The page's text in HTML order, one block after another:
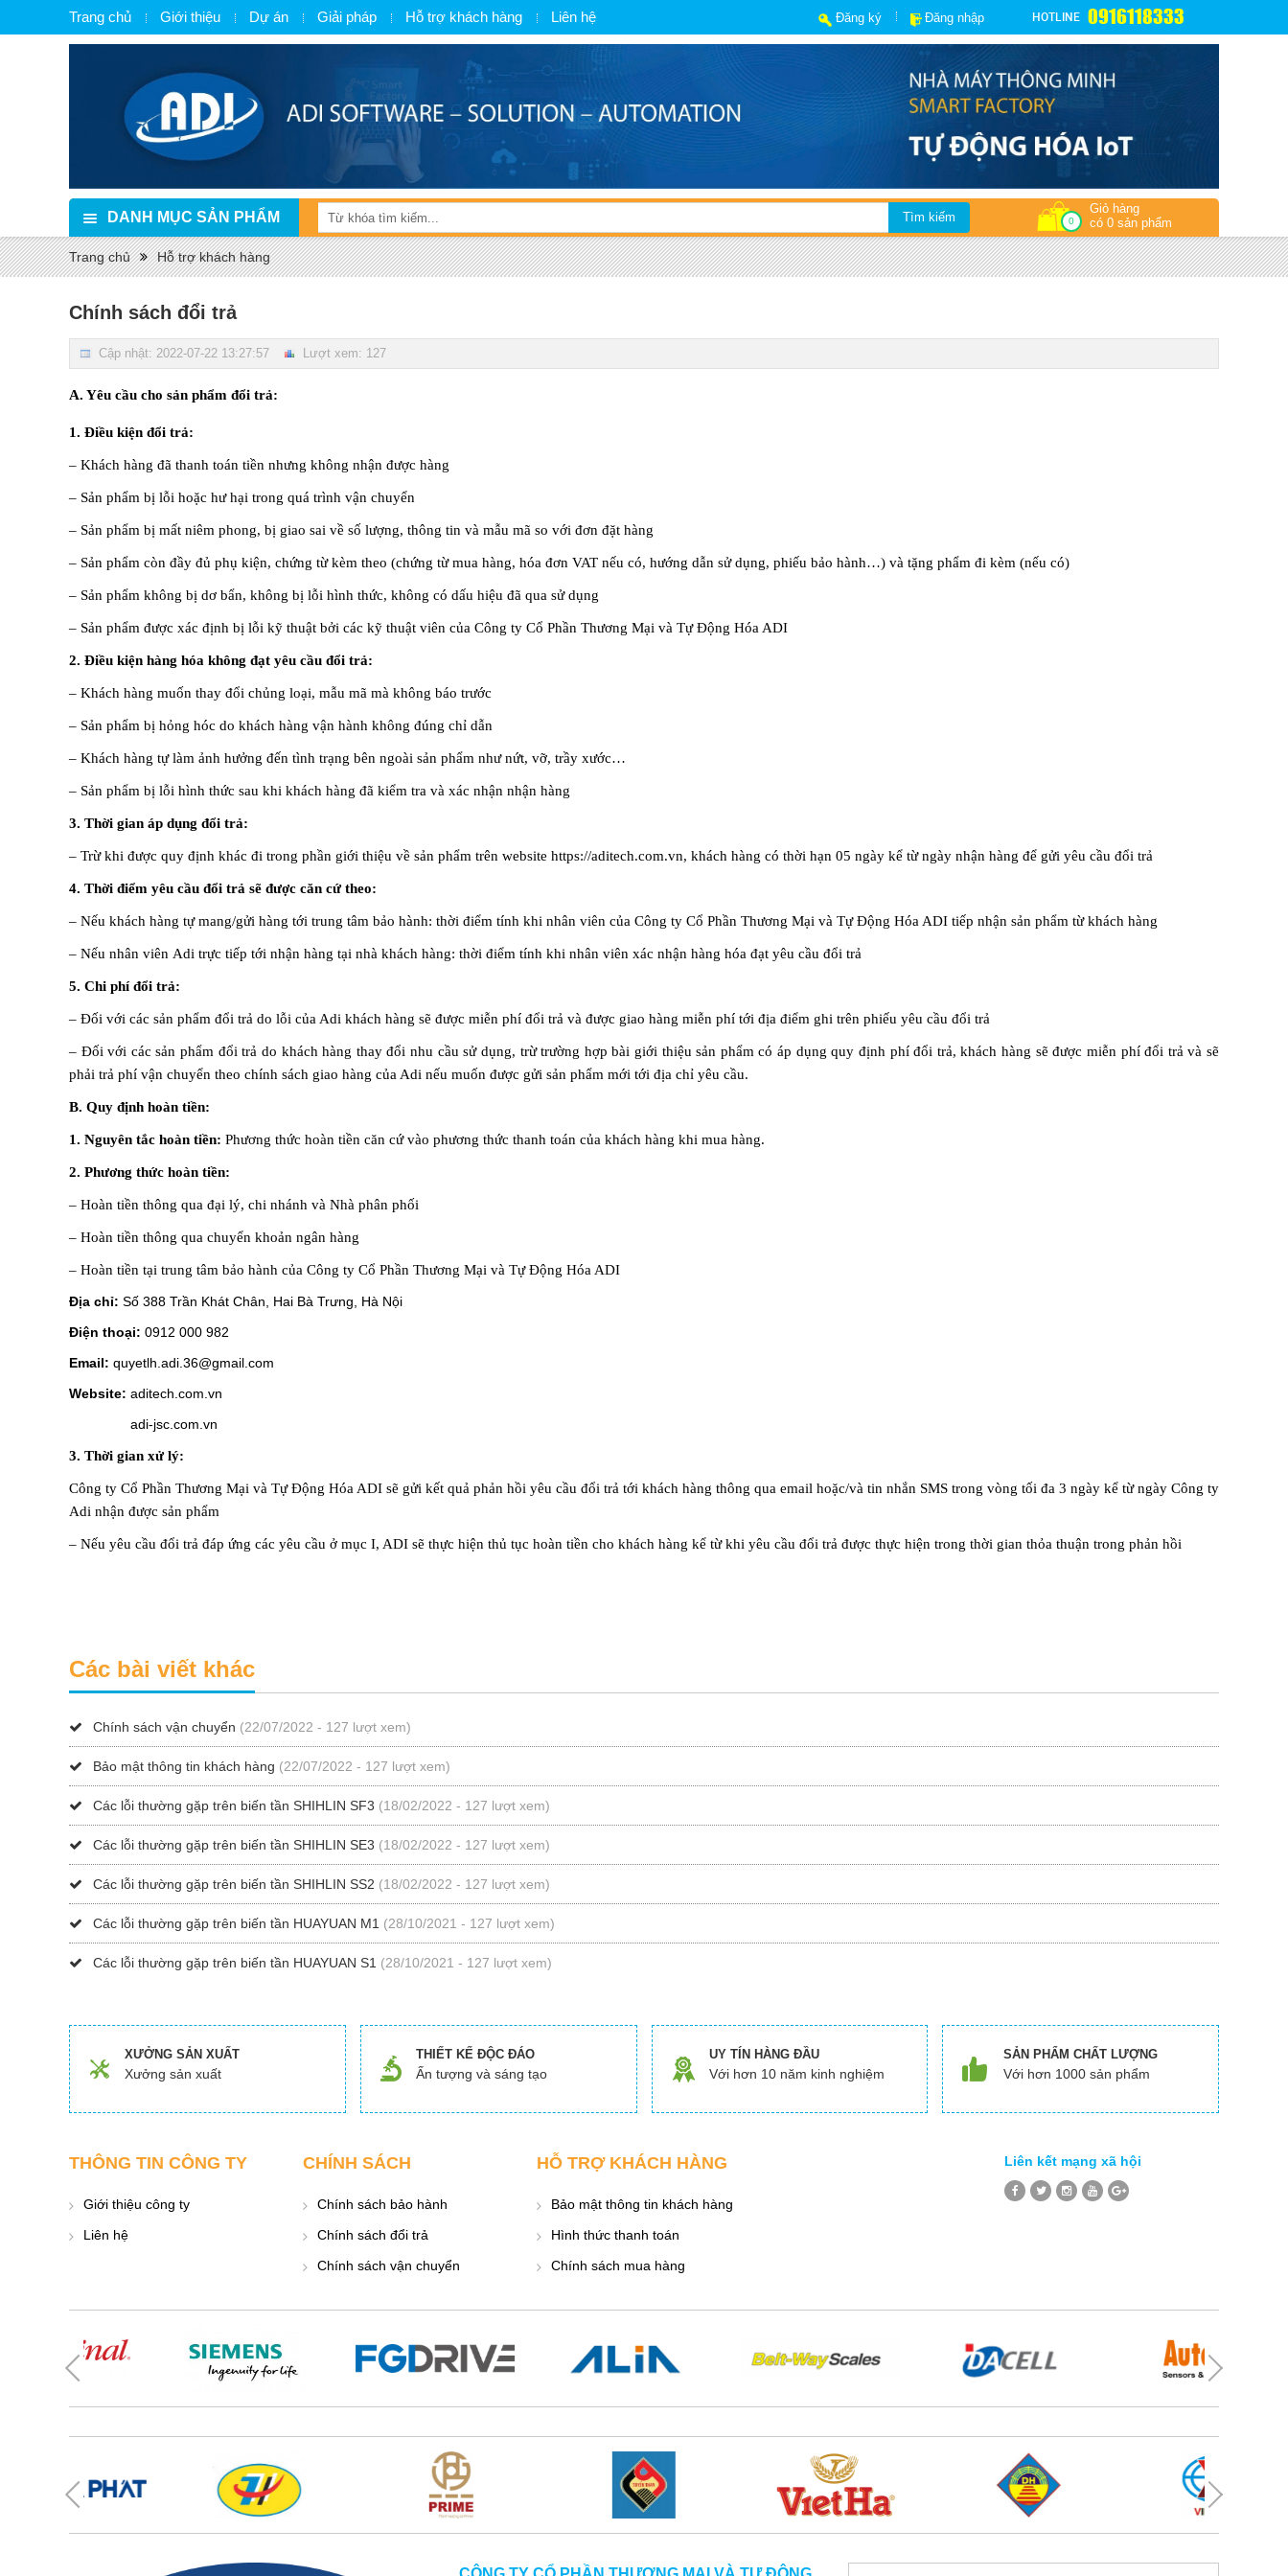
Trang chủ Giới thiệu Dự án Giải pháp Hỗ trợ khách hàng Liên hệ Đăng ký Đăng nhập HOTLINE 0916118333
DANH MỤC SẢN PHẨM 0
Giỏ hàng
có 0 sản phẩm
Trang chủ Hỗ trợ khách hàng
Chính sách đổi trả
Cập nhật: 2022-07-22 13:27:57 Lượt xem: 127
A. Yêu cầu cho sản phẩm đổi trả:
1. Điều kiện đổi trả:
– Khách hàng đã thanh toán tiền nhưng không nhận được hàng
– Sản phẩm bị lỗi hoặc hư hại trong quá trình vận chuyển
– Sản phẩm bị mất niêm phong, bị giao sai về số lượng, thông tin và mẫu mã so với đơn đặt hàng
– Sản phẩm còn đầy đủ phụ kiện, chứng từ kèm theo (chứng từ mua hàng, hóa đơn VAT nếu có, hướng dẫn sử dụng, phiếu bảo hành…) và tặng phẩm đi kèm (nếu có)
– Sản phẩm không bị dơ bẩn, không bị lỗi hình thức, không có dấu hiệu đã qua sử dụng
– Sản phẩm được xác định bị lỗi kỹ thuật bởi các kỹ thuật viên của Công ty Cổ Phần Thương Mại và Tự Động Hóa ADI
2. Điều kiện hàng hóa không đạt yêu cầu đổi trả:
– Khách hàng muốn thay đổi chủng loại, mẫu mã mà không báo trước
– Sản phẩm bị hỏng hóc do khách hàng vận hành không đúng chỉ dẫn
– Khách hàng tự làm ảnh hưởng đến tình trạng bên ngoài sản phẩm như nứt, vỡ, trầy xước…
– Sản phẩm bị lỗi hình thức sau khi khách hàng đã kiểm tra và xác nhận nhận hàng
3. Thời gian áp dụng đổi trả:
– Trừ khi được quy định khác đi trong phần giới thiệu về sản phẩm trên website https://aditech.com.vn, khách hàng có thời hạn 05 ngày kể từ ngày nhận hàng để gửi yêu cầu đổi trả
4. Thời điểm yêu cầu đổi trả sẽ được căn cứ theo:
– Nếu khách hàng tự mang/gửi hàng tới trung tâm bảo hành: thời điểm tính khi nhân viên của Công ty Cổ Phần Thương Mại và Tự Động Hóa ADI tiếp nhận sản phẩm từ khách hàng
– Nếu nhân viên Adi trực tiếp tới nhận hàng tại nhà khách hàng: thời điểm tính khi nhân viên xác nhận hàng hóa đạt yêu cầu đổi trả
5. Chi phí đổi trả:
– Đối với các sản phẩm đổi trả do lỗi của Adi khách hàng sẽ được miễn phí đổi trả và được giao hàng miễn phí tới địa điểm ghi trên phiếu yêu cầu đổi trả
– Đối với các sản phẩm đổi trả do khách hàng thay đổi nhu cầu sử dụng, trừ trường hợp bài giới thiệu sản phẩm có áp dụng quy định phí đổi trả, khách hàng sẽ được miễn phí đổi trả và sẽ
phải trả phí vận chuyển theo chính sách giao hàng của Adi nếu muốn được gửi sản phẩm mới tới địa chỉ yêu cầu.
B. Quy định hoàn tiền:
1. Nguyên tắc hoàn tiền: Phương thức hoàn tiền căn cứ vào phương thức thanh toán của khách hàng khi mua hàng.
2. Phương thức hoàn tiền:
– Hoàn tiền thông qua đại lý, chi nhánh và Nhà phân phối
– Hoàn tiền thông qua chuyển khoản ngân hàng
– Hoàn tiền tại trung tâm bảo hành của Công ty Cổ Phần Thương Mại và Tự Động Hóa ADI
Địa chỉ: Số 388 Trần Khát Chân, Hai Bà Trưng, Hà Nội
Điện thoại: 0912 000 982
Email: quyetlh.adi.36@gmail.com
Website: aditech.com.vn
adi-jsc.com.vn
3. Thời gian xử lý:
Công ty Cổ Phần Thương Mại và Tự Động Hóa ADI sẽ gửi kết quả phản hồi yêu cầu đổi trả tới khách hàng thông qua email hoặc/và tin nhắn SMS trong vòng tối đa 3 ngày kể từ ngày Công ty
Adi nhận được sản phẩm
– Nếu yêu cầu đổi trả đáp ứng các yêu cầu ở mục I, ADI sẽ thực hiện thủ tục hoàn tiền cho khách hàng kể từ khi yêu cầu đổi trả được thực hiện trong thời gian thỏa thuận trong phản hồi
Các bài viết khác
Chính sách vận chuyển (22/07/2022 - 127 lượt xem)
Bảo mật thông tin khách hàng (22/07/2022 - 127 lượt xem)
Các lỗi thường gặp trên biến tần SHIHLIN SF3 (18/02/2022 - 127 lượt xem)
Các lỗi thường gặp trên biến tần SHIHLIN SE3 (18/02/2022 - 127 lượt xem)
Các lỗi thường gặp trên biến tần SHIHLIN SS2 (18/02/2022 - 127 lượt xem)
Các lỗi thường gặp trên biến tần HUAYUAN M1 (28/10/2021 - 127 lượt xem)
Các lỗi thường gặp trên biến tần HUAYUAN S1 (28/10/2021 - 127 lượt xem)
XƯỞNG SẢN XUẤT
Xưởng sản xuất
THIẾT KẾ ĐỘC ĐÁO
Ấn tượng và sáng tạo
UY TÍN HÀNG ĐẦU
Với hơn 10 năm kinh nghiệm
SẢN PHẨM CHẤT LƯỢNG
Với hơn 1000 sản phẩm
THÔNG TIN CÔNG TY
Giới thiệu công ty
Liên hệ
CHÍNH SÁCH
Chính sách bảo hành
Chính sách đổi trả
Chính sách vận chuyển
HỖ TRỢ KHÁCH HÀNG
Bảo mật thông tin khách hàng
Hình thức thanh toán
Chính sách mua hàng
Liên kết mạng xã hội